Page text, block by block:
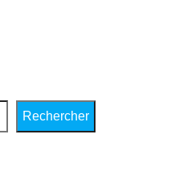
Rechercher